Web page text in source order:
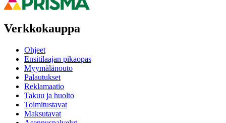
Verkkokauppa
Ohjeet
Ensitilaajan pikaopas
Myymälänouto
Palautukset
Reklamaatio
Takuu ja huolto
Toimitustavat
Maksutavat